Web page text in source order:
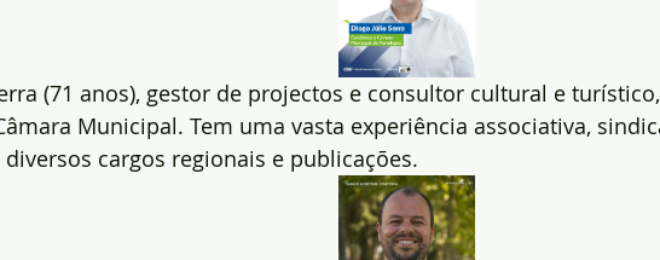
(71 anos), gestor de projectos e consultor cultural e
Municipal. Tem uma vasta experiência associativa,
cargos regionais e publicações.